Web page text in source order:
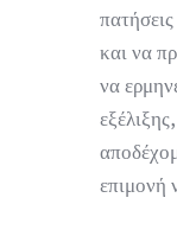
και να
να
επιμονή